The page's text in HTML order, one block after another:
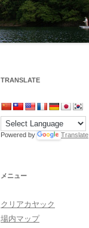
TRANSLATE
Powered by Translate
メニュー
クリアカヤック
場内マップ